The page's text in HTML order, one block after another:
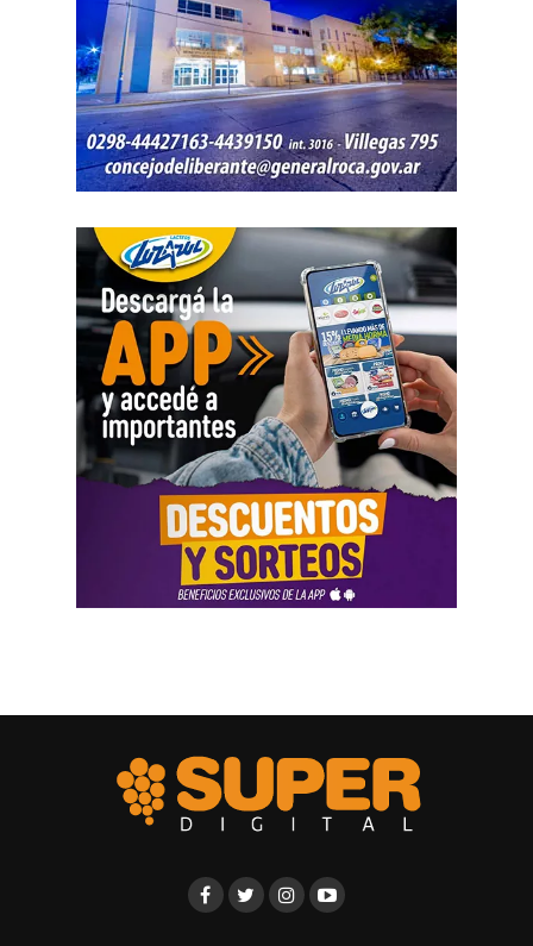
de ingresos durante un período determinado y consignó
una relación laboral con una de las empresas. El fallo
aclaró que esos datos no reflejaban necesariamente la
totalidad de los recursos, ya que existían otras
participaciones comerciales acreditadas en la causa.
El informe bancario añadió otro elemento. La cuenta
saldos durante varios meses. La sentencia tomó esos
movimientos como parte del análisis patrimonial, aunque
no los consideró suficientes para establecer por sí solos
una cifra definitiva.
Las declaraciones testimoniales completaron el cuadro.
Varias personas hablaron sobre locales gastronómicos,
viajes al exterior, vehículos y nivel de vida. Otro
testimonio mencionó la relación del progenitor con una
empresa que ocupaba un inmueble comercial.
Aun con ese conjunto de pruebas, la jueza señaló que
faltó documentación contable específica. También
sostuvo que el progenitor estaba en mejores condiciones
dinámicas. Según la resolución, ese principio impone el
posibilidades técnicas o materiales para hacerlo.
La jueza fijó una cuota alimentaria equivalente a ocho
se practique una liquidación por los períodos anteriores,
con deducción de los pagos ya realizados.